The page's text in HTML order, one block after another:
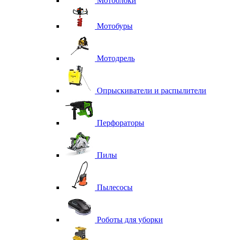
Мотобуры
Мотодрель
Опрыскиватели и распылители
Перфораторы
Пилы
Пылесосы
Роботы для уборки